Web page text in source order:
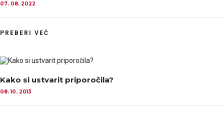
07. 08. 2022
PREBERI VEČ
Kako si ustvarit priporočila?
08. 10. 2013